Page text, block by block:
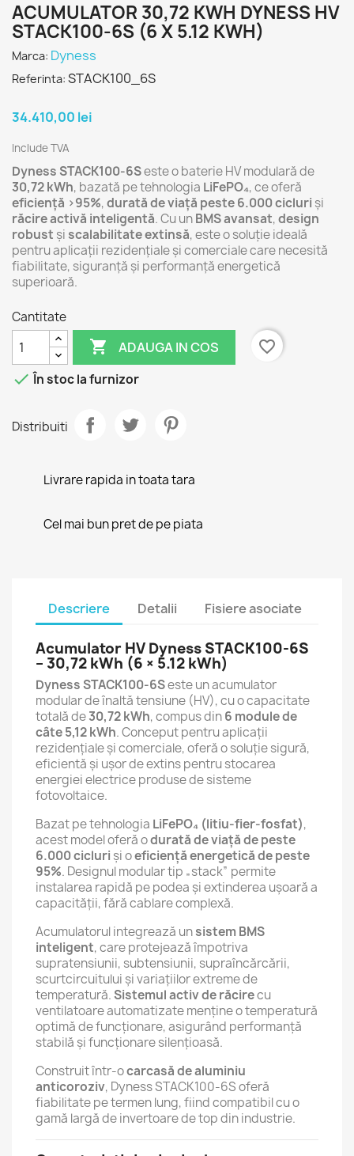
ACUMULATOR 30,72 KWH DYNESS HV
STACK100-6S (6 X 5.12 KWH)
Marca: Dyness
Referinta: STACK100_6S
34.410,00 lei
Include TVA
Dyness STACK100-6Seste o baterie HV modulară de
30,72 kWh, bazată pe tehnologia LiFePO₄, ce oferă
eficiență >95%,durată de viață peste 6.000 cicluri și
răcire activă inteligentă. Cu unBMS avansat,design
robust șiscalabilitate extinsă, este o soluție ideală
pentru aplicații rezidențiale și comerciale care necesită
fiabilitate, siguranță și performanță energetică
superioară.
Cantitate
 ADAUGA IN COS
favorite_border
 În stoc la furnizor
Distribuiti
Livrare rapida in toata tara
Cel mai bun pret de pe piata
Descriere Detalii Fisiere asociate
Acumulator HV Dyness STACK100-6S
– 30,72 kWh (6 × 5.12 kWh)
Dyness STACK100-6Seste un acumulator
modular de înaltă tensiune (HV), cu o capacitate
totală de30,72 kWh, compus din6 module de
câte 5,12 kWh. Conceput pentru aplicații
rezidențiale și comerciale, oferă o soluție sigură,
eficientă și ușor de extins pentru stocarea
energiei electrice produse de sisteme
fotovoltaice.
Bazat pe tehnologia LiFePO₄ (litiu-fier-fosfat),
acest model oferă odurată de viață de peste
6.000 cicluri și oeficiență energetică de peste
95%. Designul modular tip „stack” permite
instalarea rapidă pe podea și extinderea ușoară a
capacității, fără cablare complexă.
Acumulatorul integrează unsistem BMS
inteligent, care protejează împotriva
supratensiunii, subtensiunii, supraîncărcării,
scurtcircuitului și variațiilor extreme de
temperatură.Sistemul activ de răcirecu
ventilatoare automatizate menține o temperatură
optimă de funcționare, asigurând performanță
stabilă și funcționare silențioasă.
Construit într-ocarcasă de aluminiu
anticoroziv, Dyness STACK100-6S oferă
fiabilitate pe termen lung, fiind compatibil cu o
gamă largă de invertoare de top din industrie.